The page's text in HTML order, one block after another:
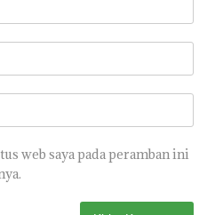
web saya pada peramban ini